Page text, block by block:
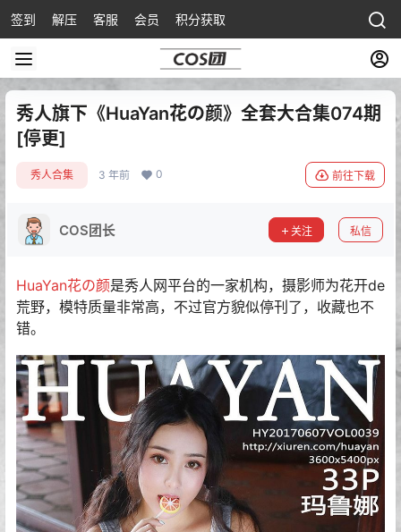
签到 解压 客服 会员 积分获取
秀人旗下《HuaYan花の颜》全套大合集074期
[停更]
秀人合集 3 年前 0 前往下载
COS团长 关注 私信
HuaYan花の颜是秀人网平台的一家机构，摄影师为花开de
荒野，模特质量非常高，不过官方貌似停刊了，收藏也不
错。